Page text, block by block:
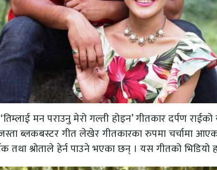
‘तिम्लाई मन पराउनु मेरो गल्ती होइन’ गीतकार दर्पण राईको
ब्लकबस्टर गीत लेखेर गीतकारका रुपमा चर्चामा
तथा श्रोताले हेर्न पाउने भएका छन् । यस गीतको